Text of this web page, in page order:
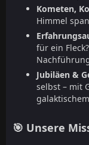
Kometen,
Himmel
für ein
Jubiläen &
selbst – mit
🎯 Unsere